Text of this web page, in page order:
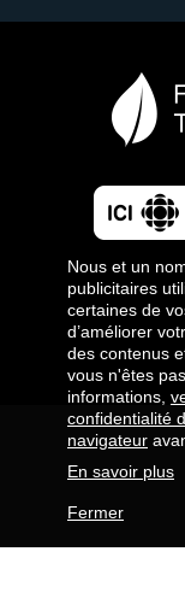
Nous et un
publicitaires
certaines de
d’améliorer
des contenus
vous n'êtes
informations,
confidentialité
navigateur
En savoir plus
Fermer